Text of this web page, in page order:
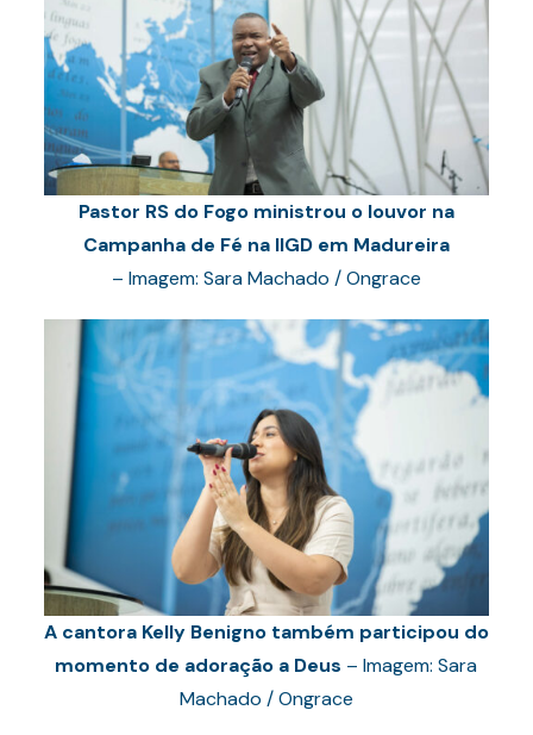
Pastor RS do Fogo ministrou o louvor na
Campanha de Fé na IIGD em Madureira
– Imagem: Sara Machado / Ongrace
A cantora Kelly Benigno também participou do
momento de adoração a Deus – Imagem: Sara
Machado / Ongrace